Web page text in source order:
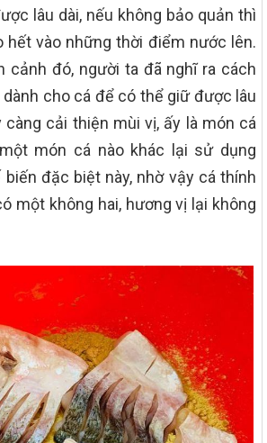
lâu dài, nếu không bảo quản thì
hết vào những thời điểm nước lên.
cảnh đó, người ta đã nghĩ ra cách
cho cá để có thể giữ được lâu
càng cải thiện mùi vị, ấy là món cá
món cá nào khác lại sử dụng
đặc biệt này, nhờ vậy cá thính
một không hai, hương vị lại không